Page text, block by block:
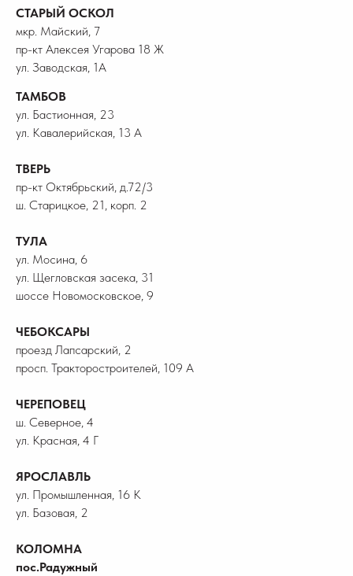
СТАРЫЙ ОСКОЛ
мкр. Майский, 7
пр-кт Алексея Угарова 18 Ж
ул. Заводская, 1А
ТАМБОВ
ул. Бастионная, 23
ул. Кавалерийская, 13 А
ТВЕРЬ
пр-кт Октябрьский, д.72/3
ш. Старицкое, 21, корп. 2
ТУЛА
ул. Мосина, 6
ул. Щегловская засека, 31
шоссе Новомосковское, 9
ЧЕБОКСАРЫ
проезд Лапсарский, 2
просп. Тракторостроителей, 109 А
ЧЕРЕПОВЕЦ
ш. Северное, 4
ул. Красная, 4 Г
ЯРОСЛАВЛЬ
ул. Промышленная, 16 К
ул. Базовая, 2
КОЛОМНА
пос.Радужный